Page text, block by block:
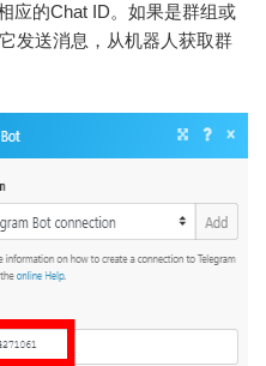
应的Chat ID。如果是群组或
发送消息，从机器人获取群